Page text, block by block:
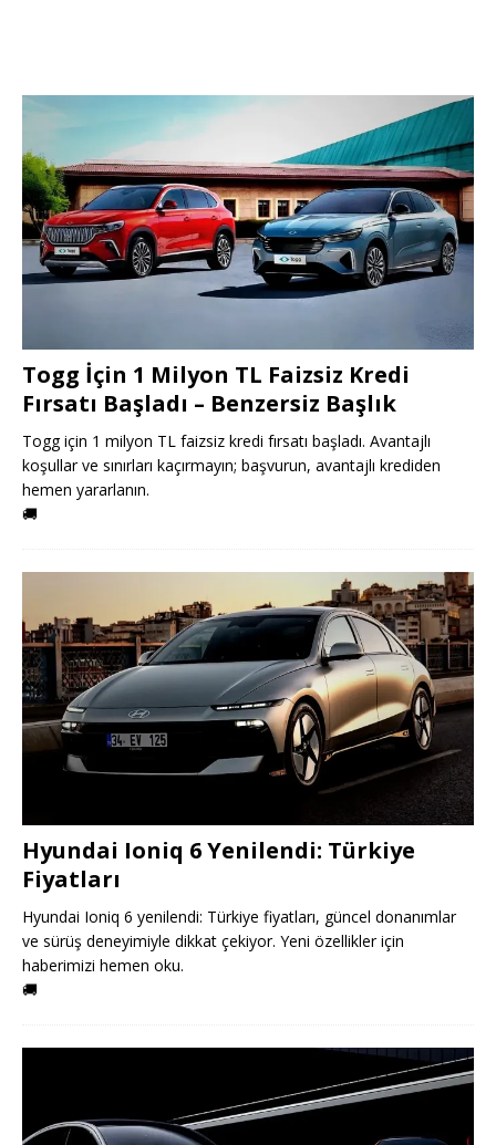
Togg İçin 1 Milyon TL Faizsiz Kredi
Fırsatı Başladı – Benzersiz Başlık
Togg için 1 milyon TL faizsiz kredi fırsatı başladı. Avantajlı
koşullar ve sınırları kaçırmayın; başvurun, avantajlı krediden
hemen yararlanın.
🚚
Hyundai Ioniq 6 Yenilendi: Türkiye
Fiyatları
Hyundai Ioniq 6 yenilendi: Türkiye fiyatları, güncel donanımlar
ve sürüş deneyimiyle dikkat çekiyor. Yeni özellikler için
haberimizi hemen oku.
🚚